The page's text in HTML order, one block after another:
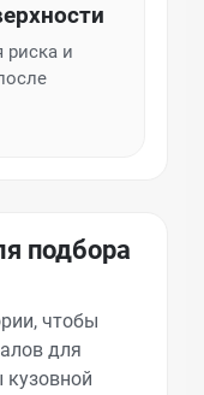
риска и
подбора
чтобы
для
кузовной